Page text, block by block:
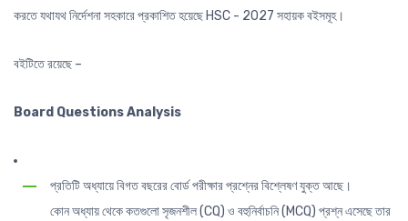
করতে যথাযথ নির্দেশনা সহকারে প্রকাশিত হয়েছে HSC - 2027 সহায়ক বইসমূহ।
বইটিতে রয়েছে –
Board Questions Analysis
প্রতিটি অধ্যায়ে বিগত বছরের বোর্ড পরীক্ষার প্রশ্নের বিশ্লেষণ যুক্ত আছে।
কোন অধ্যায় থেকে কতগুলো সৃজনশীল (CQ) ও বহুনির্বাচনি (MCQ) প্রশ্ন এসেছে তার